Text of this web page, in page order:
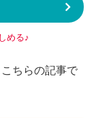
める♪
ちらの記事で